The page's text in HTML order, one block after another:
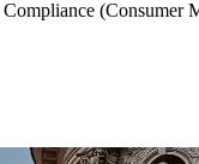
(Consumer